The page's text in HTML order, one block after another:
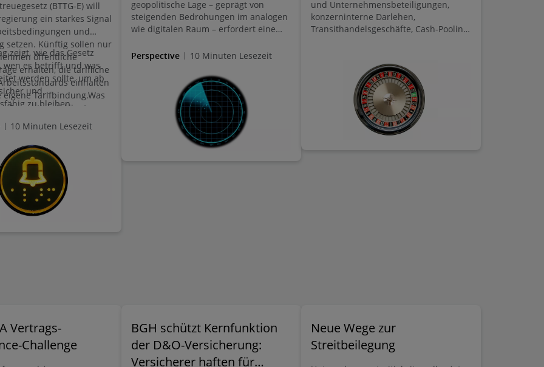
(BTTG-E) will
ein starkes Signal
und
setzen. Künftig sollen nur
öffentliche
erhalten, die tarifliche
einhalten
eigene Tarifbindung.Was
Gerechtigkeit klingt,
Praxis erhebliche
für Unternehmen und
neue Prüfpflichten,
– und
Compliance-
zeigt, wie das Gesetz
wen es betrifft und was
werden sollte, um ab
und
zu bleiben.
10 Minuten Lesezeit
geopolitische Lage – geprägt von
steigenden Bedrohungen im analogen
wie digitalen Raum – erfordert eine
und Wirtschaft. Relevant sind dabei
und Verteidigung, Wirtschafts- und
Unternehmensschutz sowie der
Betrieb und die Nutzung von kritischer
Infrastruktur.
Perspective 10 Minuten Lesezeit
und Unternehmensbeteiligungen,
konzerninterne Darlehen,
Transithandelsgeschäfte, Cash-Pooling-
ausländischen Geschäftspartnern,
sowie grenzüberschreitende
Unternehmensbeteiligungen gehören
heute zum Alltag eines international
agierenden Unternehmens. Während
Sanktionen und
exportkontrollrechtliche Vorgaben
Vertrags-
Challenge
BGH schützt Kernfunktion
der D&O-Versicherung:
Versicherer haften für
Neue Wege zur
Streitbeilegung